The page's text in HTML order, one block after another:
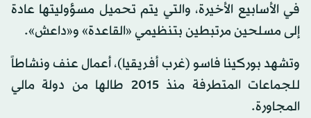
في الأسابيع الأخيرة، والتي يتم تحميل مسؤوليتها عادة
إلى مسلحين مرتبطين بتنظيمي «القاعدة» و«داعش».
وتشهد بوركينا فاسو (غرب أفريقيا)، أعمال عنف ونشاطاً
للجماعات المتطرفة منذ 2015 طالها من دولة مالي
المجاورة.